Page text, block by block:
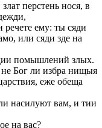
перстень нося, в
речете ему: ты сяди
или сяди здe на
помышлений злых.
Бог ли избра нищыя
еже обeща
насилуют вам, и тии
на вас?